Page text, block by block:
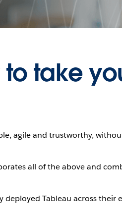
take
agile and trustworthy,
all of the above and
deployed Tableau across